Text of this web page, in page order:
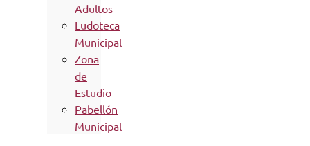
Adultos
Ludoteca
Municipal
Zona
de
Estudio
Pabellón
Municipal